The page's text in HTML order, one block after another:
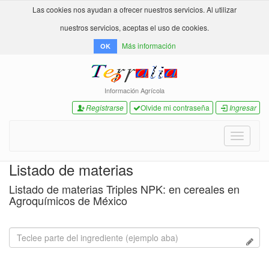
Las cookies nos ayudan a ofrecer nuestros servicios. Al utilizar
nuestros servicios, aceptas el uso de cookies.
OK Más información
Información Agrícola
Registrarse Olvide mi contraseña Ingresar
Toggle
Listado de materias
Listado de materias Triples NPK: en cereales en
Agroquímicos de México